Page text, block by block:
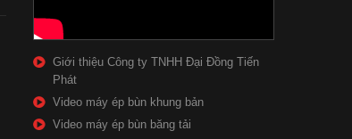
Giới thiệu Công ty TNHH Đại Đồng Tiến
Phát
Video máy ép bùn khung bản
Video máy ép bùn băng tải